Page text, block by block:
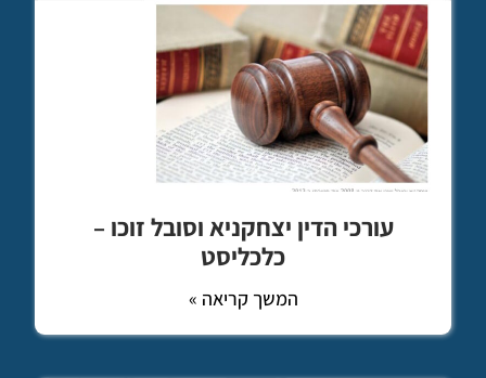
עורכי הדין יצחקניא וסובל זוכו –
כלכליסט
המשך קריאה »